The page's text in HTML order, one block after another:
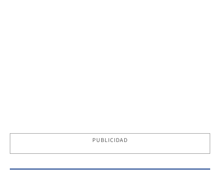
PUBLICIDAD